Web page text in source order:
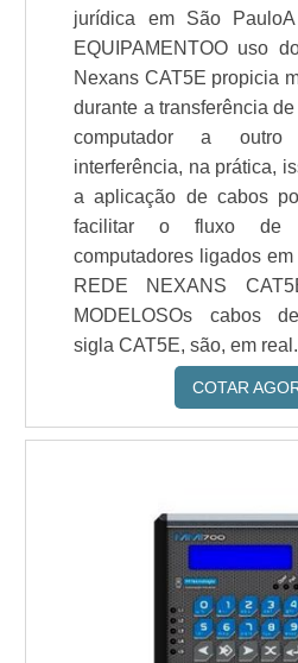
jurídica em São
EQUIPAMENTOO uso
Nexans CAT5E propicia
durante a transferência
computador a
interferência, na prática,
a aplicação de cabos
facilitar o fluxo de
computadores ligados
REDE NEXANS
MODELOSOs cabos
sigla CAT5E, são, em
COTAR